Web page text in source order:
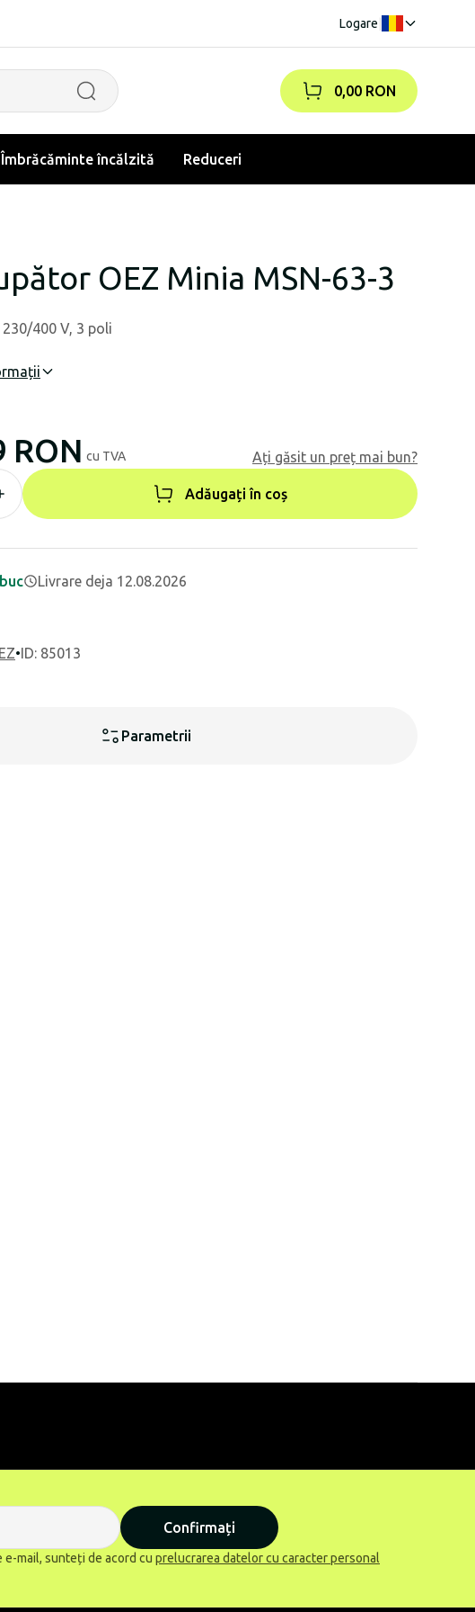
Logare
0,00 RON
Îmbrăcăminte încălzită Reduceri
OEZ Minia MSN-63-3
230/400 V, 3 poli
RON cu TVA Ați găsit un preț mai bun?
Adăugați în coș
Livrare deja 12.08.2026
•ID: 85013
Parametrii
Confirmați
e-mail, sunteți de acord cu prelucrarea datelor cu caracter personal